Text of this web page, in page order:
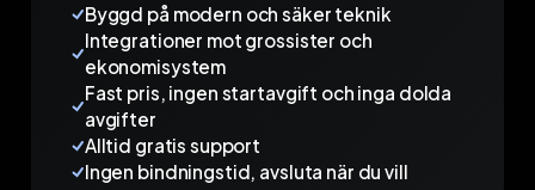
Byggd på modern och säker teknik
Integrationer mot grossister och
ekonomisystem
Fast pris, ingen startavgift och inga dolda
avgifter
Alltid gratis support
Ingen bindningstid, avsluta när du vill